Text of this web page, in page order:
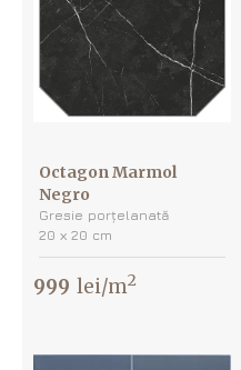
Octagon Marmol
Negro
Gresie porțelanată
20 х 20 cm
999 lei/m2